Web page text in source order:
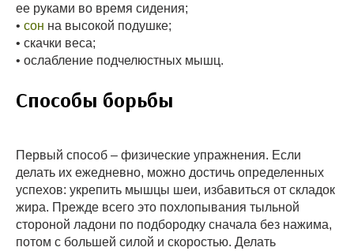
ее руками во время сидения;
• сон на высокой подушке;
• скачки веса;
• ослабление подчелюстных мышц.
Способы борьбы
Первый способ – физические упражнения. Если
делать их ежедневно, можно достичь определенных
успехов: укрепить мышцы шеи, избавиться от складок
жира. Прежде всего это похлопывания тыльной
стороной ладони по подбородку сначала без нажима,
потом с большей силой и скоростью. Делать